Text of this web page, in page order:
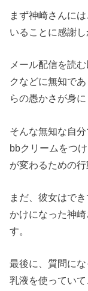
まず神崎さんに
いることに感謝し
メール配信を読
クなどに無知で
らの愚かさが身に
そんな無知な自
bbクリームをつ
が変わるための行
まだ、彼女はで
かけになった神
す。
最後に、質問に
乳液を使ってい